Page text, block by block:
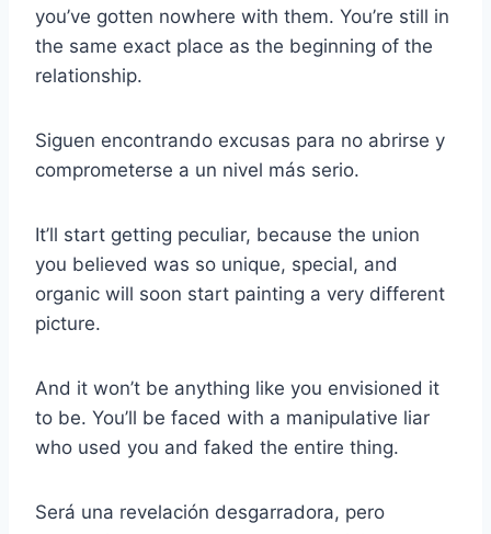
you’ve gotten nowhere with them. You’re still in
the same exact place as the beginning of the
relationship.
Siguen encontrando excusas para no abrirse y
comprometerse a un nivel más serio.
It’ll start getting peculiar, because the union
you believed was so unique, special, and
organic will soon start painting a very different
picture.
And it won’t be anything like you envisioned it
to be. You’ll be faced with a manipulative liar
who used you and faked the entire thing.
Será una revelación desgarradora, pero